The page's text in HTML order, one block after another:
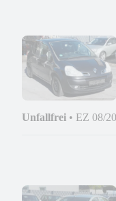
Unfallfrei • EZ 08/